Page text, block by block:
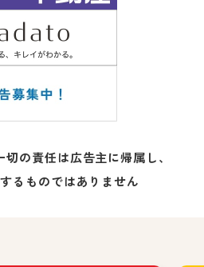
の責任は広告主に帰属し、
るものではありません